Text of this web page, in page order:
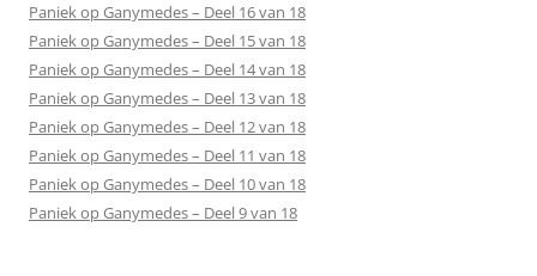
Paniek op Ganymedes – Deel 16 van 18
Paniek op Ganymedes – Deel 15 van 18
Paniek op Ganymedes – Deel 14 van 18
Paniek op Ganymedes – Deel 13 van 18
Paniek op Ganymedes – Deel 12 van 18
Paniek op Ganymedes – Deel 11 van 18
Paniek op Ganymedes – Deel 10 van 18
Paniek op Ganymedes – Deel 9 van 18